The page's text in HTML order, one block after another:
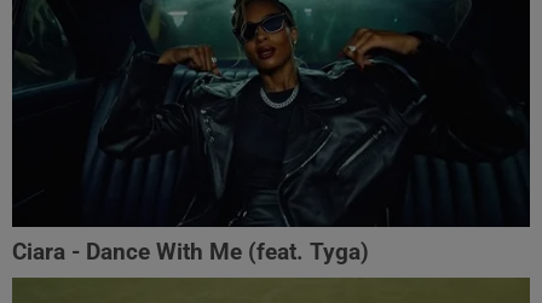
Ciara - Dance With Me (feat. Tyga)